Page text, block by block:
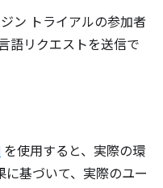
ン トライアルの参加者
語リクエストを送信で
を使用すると、実際の環
基づいて、実際のユー